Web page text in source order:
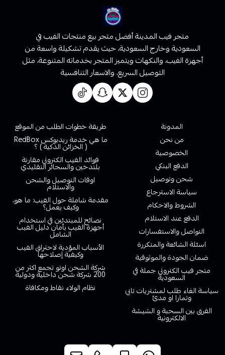
متجر فيب المدينة أفضل متجر بيع منتجات الفيب في
السعودية وخارج السعودية، حيث يقدم تشكيلة واسعة من
أجهزة الفيب، والنكهات ويتميز المتجر بخدماته المتنوعة، مثل
التوصيل السريع، والاسعار التنافسية
المدونة
من نحن
الخصوصية
الدفع البنكي
شحن وتوصيل
سياسة الاسترجاع
الشروط والاحكام
الدفع عند الاستلام
التواصل والاستفسارات
اسئلة الشائعة والمتكررة
ضمان الجودة والموثوقية
متجر فيب الكتروني جملة في
السعودية
سياسة الغاء طلب لمشتريات تابي
وتمارا او مدئ
الفرق بين السحبة و الشيشة
الالكترونية
طريقة خطوات الطلب من الموقع
ما هي خدمة ريدبوكس RedBox
( الخزائن الذكية ) ؟
فوائد الفيب الكتروني مقارنة
بلتدخين والسجائر التقليدي
اوقات التوصيل والشحن
والاستلام
مقدمة شاملة حول الفيب: ما هو،
وكيف يعمل؟
نصائح للمبتدئين في استخدام
أجهزة الفيب بأمان دليل الفيب
الشامل
الأسباب المؤدية لاحتراق الفيب
وكيفية إصلاحها
شركة الشحن اوتو تجمع اكثر من
200 شركة شحن داخلية ودولية
نظام الولاء نقاط ومكافاة